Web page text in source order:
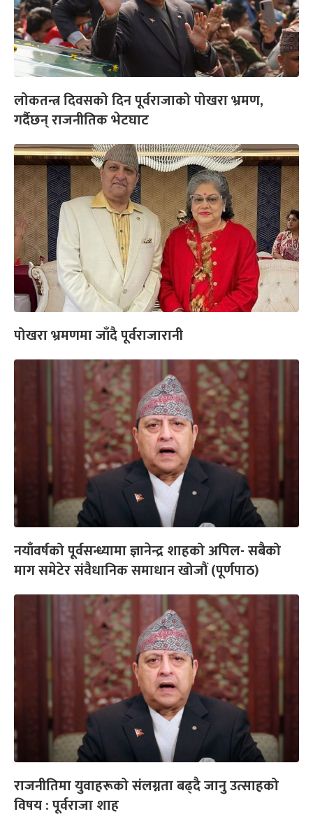
लोकतन्त्र दिवसको दिन पूर्वराजाको पोखरा भ्रमण,
गर्दैछन् राजनीतिक भेटघाट
पोखरा भ्रमणमा जाँदै पूर्वराजारानी
नयाँवर्षको पूर्वसन्ध्यामा ज्ञानेन्द्र शाहको अपिल- सबैको
माग समेटेर संवैधानिक समाधान खोजौं (पूर्णपाठ)
राजनीतिमा युवाहरूको संलग्नता बढ्दै जानु उत्साहको
विषय : पूर्वराजा शाह